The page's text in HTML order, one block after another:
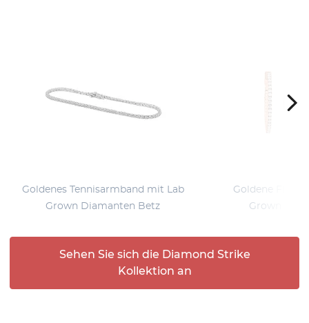
Goldenes Tennisarmband mit Lab
Grown Diamanten Betz
Goldene Flexi
Grown
Sehen Sie sich die Diamond Strike
Kollektion an